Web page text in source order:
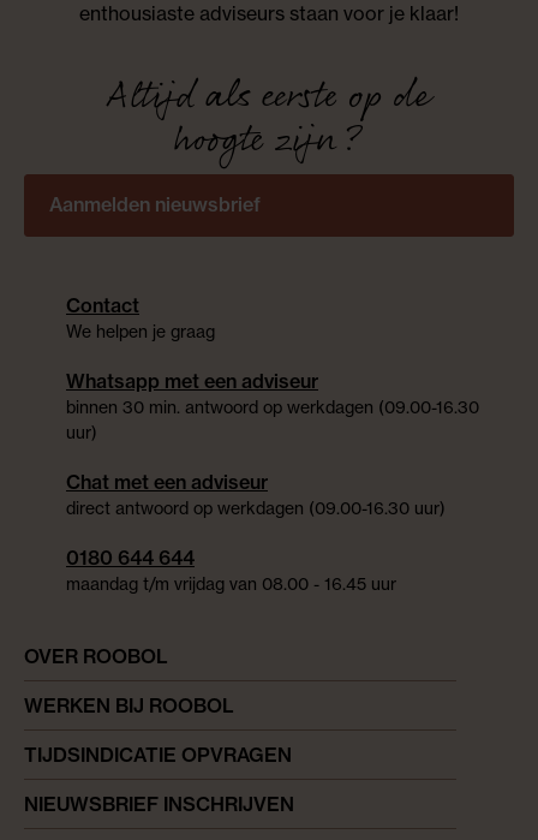
enthousiaste adviseurs staan voor je klaar!
Altijd als eerste op de
hoogte zijn?
Aanmelden nieuwsbrief
OVER ROOBOL
WERKEN BIJ ROOBOL
TIJDSINDICATIE OPVRAGEN
NIEUWSBRIEF INSCHRIJVEN
Contact
We helpen je graag
Whatsapp met een adviseur
binnen 30 min. antwoord op werkdagen (09.00-16.30
uur)
Chat met een adviseur
direct antwoord op werkdagen (09.00-16.30 uur)
0180 644 644
maandag t/m vrijdag van 08.00 - 16.45 uur